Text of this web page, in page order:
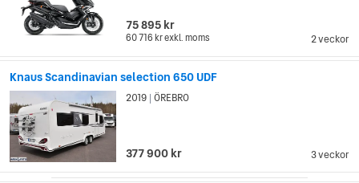
2 veckor
75 895 kr
60 716 krexkl. moms
Knaus Scandinavian selection 650 UDF
3 veckor
2019 ÖREBRO
377 900 kr